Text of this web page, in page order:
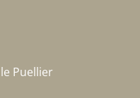
Puellier